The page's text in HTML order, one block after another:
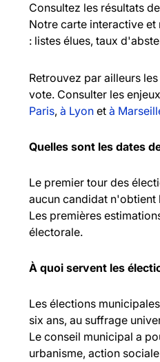
Consultez les résultats
Notre carte interactive
: listes élues, taux
Retrouvez par ailleurs
vote. Consulter les
Paris, à Lyon et à
Quelles sont les dates
Le premier tour des
aucun candidat n'obtient
Les premières
électorale.
À quoi servent les
Les élections
six ans, au suffrage
Le conseil municipal a
urbanisme, action